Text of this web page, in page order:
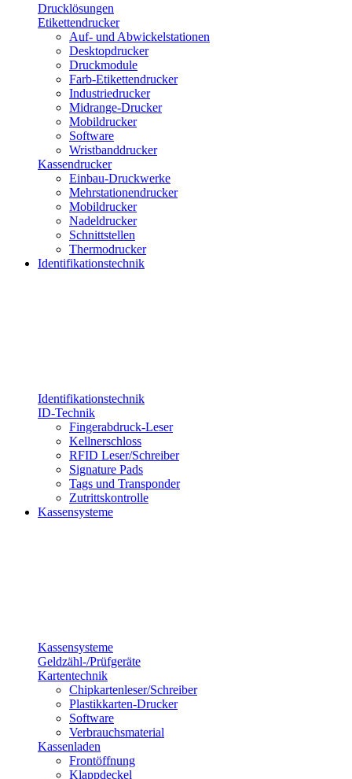
Drucklösungen
Etikettendrucker
Auf- und Abwickelstationen
Desktopdrucker
Druckmodule
Farb-Etikettendrucker
Industriedrucker
Midrange-Drucker
Mobildrucker
Software
Wristbanddrucker
Kassendrucker
Einbau-Druckwerke
Mehrstationendrucker
Mobildrucker
Nadeldrucker
Schnittstellen
Thermodrucker
Identifikationstechnik
Identifikationstechnik
ID-Technik
Fingerabdruck-Leser
Kellnerschloss
RFID Leser/Schreiber
Signature Pads
Tags und Transponder
Zutrittskontrolle
Kassensysteme
Kassensysteme
Geldzähl-/Prüfgeräte
Kartentechnik
Chipkartenleser/Schreiber
Plastikkarten-Drucker
Software
Verbrauchsmaterial
Kassenladen
Frontöffnung
Klappdeckel